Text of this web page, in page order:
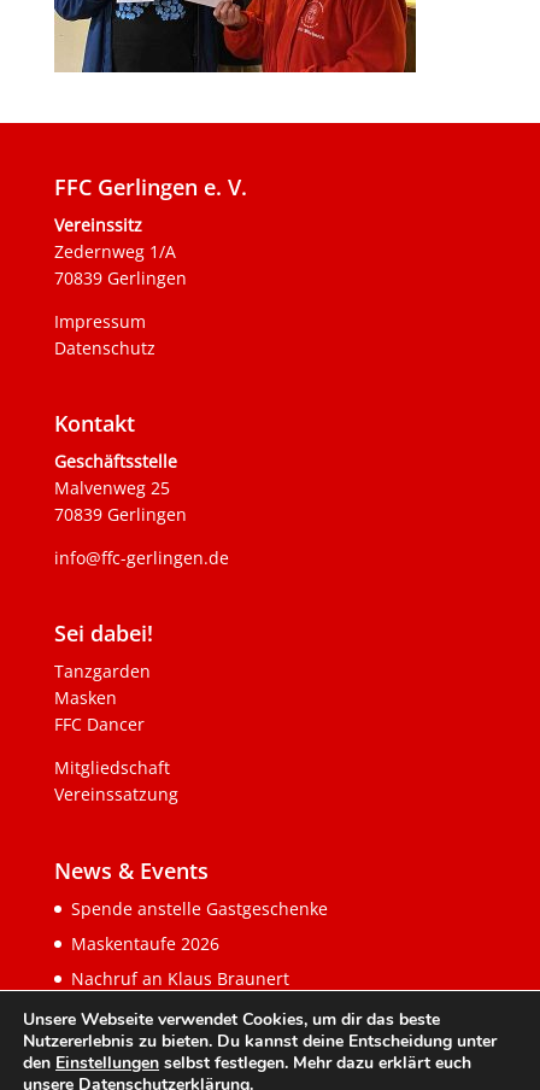
FFC Gerlingen e. V.
Vereinssitz
Zedernweg 1/A
70839 Gerlingen
Impressum
Datenschutz
Kontakt
Geschäftsstelle
Malvenweg 25
70839 Gerlingen
info@ffc-gerlingen.de
Sei dabei!
Tanzgarden
Masken
FFC Dancer
Mitgliedschaft
Vereinssatzung
News & Events
Spende anstelle Gastgeschenke
Maskentaufe 2026
Nachruf an Klaus Braunert
Unsere Webseite verwendet Cookies, um dir das beste
Nutzererlebnis zu bieten. Du kannst deine Entscheidung unter
den Einstellungen selbst festlegen. Mehr dazu erklärt euch
unsere Datenschutzerklärung.